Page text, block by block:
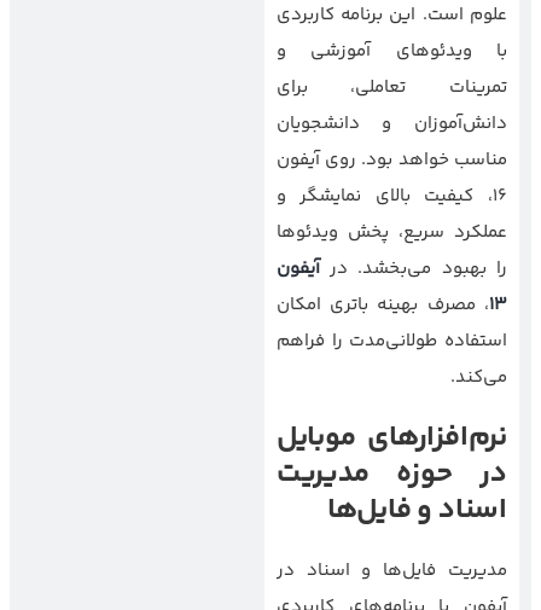
علوم است. این برنامه کاربردی
با ویدئوهای آموزشی و
تمرینات تعاملی، برای
دانش‌آموزان و دانشجویان
مناسب خواهد بود. روی آیفون
۱۶، کیفیت بالای نمایشگر و
عملکرد سریع، پخش ویدئوها
را بهبود می‌بخشد. درآیفون
۱۳، مصرف بهینه باتری امکان
استفاده طولانی‌مدت را فراهم
می‌کند.
نرم‌افزارهای موبایل
در حوزه مدیریت
اسناد و فایل‌ها
مدیریت فایل‌ها و اسناد در